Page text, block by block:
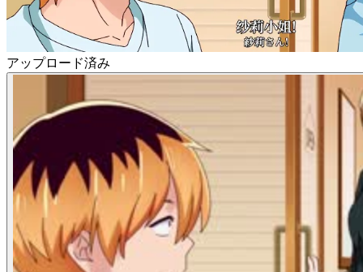
アップロード済み